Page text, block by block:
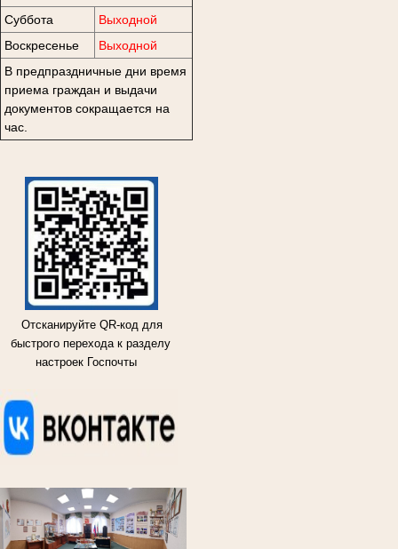
Суббота
Выходной
Воскресенье
Выходной
В предпраздничные дни время
приема граждан и выдачи
документов сокращается на
час.
Отсканируйте QR-код для
быстрого перехода к разделу
настроек Госпочты